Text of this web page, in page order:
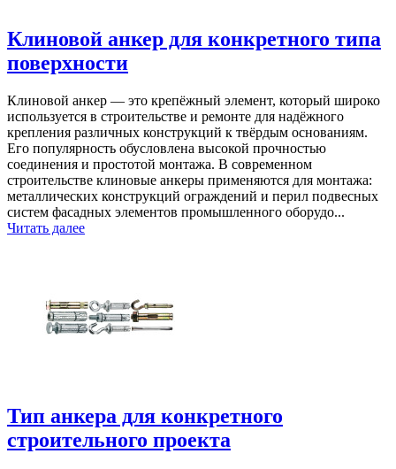
Клиновой анкер для конкретного типа
поверхности
Клиновой анкер — это крепёжный элемент, который широко
используется в строительстве и ремонте для надёжного
крепления различных конструкций к твёрдым основаниям.
Его популярность обусловлена высокой прочностью
соединения и простотой монтажа. В современном
строительстве клиновые анкеры применяются для монтажа:
металлических конструкций ограждений и перил подвесных
систем фасадных элементов промышленного оборудо...
Читать далее
Тип анкера для конкретного
строительного проекта